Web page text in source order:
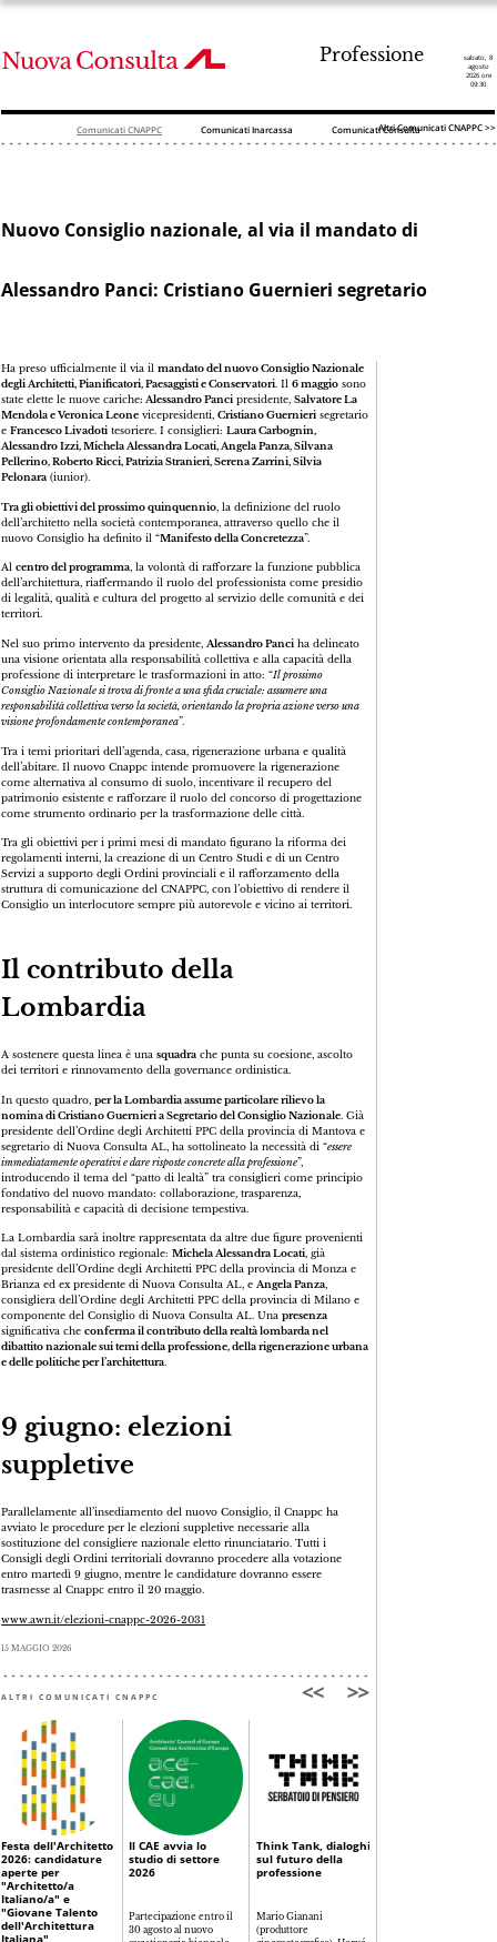
Professione
sabato, 8
agosto
2026 ore
09:30
Comunicati CNAPPC Comunicati Inarcassa Comunicati ConsultaAltri Comunicati CNAPPC >>
Nuovo Consiglio nazionale, al via il mandato di
Alessandro Panci: Cristiano Guernieri segretario
Ha preso ufficialmente il via ilmandato del nuovo Consiglio Nazionale
degli Architetti, Pianificatori, Paesaggisti e Conservatori. Il6 maggio sono
state elette le nuove cariche: Alessandro Panci presidente,Salvatore La
Mendola e Veronica Leone vicepresidenti,Cristiano Guernieri segretario
eFrancesco Livadoti tesoriere. I consiglieri:Laura Carbognin,
Alessandro Izzi, Michela Alessandra Locati, Angela Panza, Silvana
Pellerino, Roberto Ricci, Patrizia Stranieri, Serena Zarrini, Silvia
Pelonara (iunior).
Tra gli obiettivi del prossimo quinquennio , la definizione del ruolo
dell’architetto nella società contemporanea, attraverso quello che il
nuovo Consiglio ha definito il “Manifesto della Concretezza”.
Alcentro del programma, la volontà di rafforzare la funzione pubblica
dell’architettura, riaffermando il ruolo del professionista come presidio
di legalità, qualità e cultura del progetto al servizio delle comunità e dei
territori.
Nel suo primo intervento da presidente, Alessandro Panci ha delineato
una visione orientata alla responsabilità collettiva e alla capacità della
professione di interpretare le trasformazioni in atto: “Il prossimo
Consiglio Nazionale si trova di fronte a una sfida cruciale: assumere una
responsabilità collettiva verso la società, orientando la propria azione verso una
visione profondamente contemporanea”.
Tra i temi prioritari dell’agenda, casa, rigenerazione urbana e qualità
dell’abitare. Il nuovo Cnappc intende promuovere la rigenerazione
come alternativa al consumo di suolo, incentivare il recupero del
patrimonio esistente e rafforzare il ruolo del concorso di progettazione
come strumento ordinario per la trasformazione delle città.
Tra gli obiettivi per i primi mesi di mandato figurano la riforma dei
regolamenti interni, la creazione di un Centro Studi e di un Centro
Servizi a supporto degli Ordini provinciali e il rafforzamento della
struttura di comunicazione del CNAPPC, con l’obiettivo di rendere il
Consiglio un interlocutore sempre più autorevole e vicino ai territori.
Il contributo della
Lombardia
A sostenere questa linea è unasquadra che punta su coesione, ascolto
dei territori e rinnovamento della governance ordinistica.
In questo quadro,per la Lombardia assume particolare rilievo la
nomina di Cristiano Guernieri a Segretario del Consiglio Nazionale . Già
presidente dell’Ordine degli Architetti PPC della provincia di Mantova e
segretario di Nuova Consulta AL, ha sottolineato la necessità di “essere
immediatamente operativi e dare risposte concrete alla professione”,
introducendo il tema del “patto di lealtà” tra consiglieri come principio
fondativo del nuovo mandato: collaborazione, trasparenza,
responsabilità e capacità di decisione tempestiva.
La Lombardia sarà inoltre rappresentata da altre due figure provenienti
dal sistema ordinistico regionale:Michela Alessandra Locati, già
presidente dell’Ordine degli Architetti PPC della provincia di Monza e
Brianza ed ex presidente di Nuova Consulta AL, eAngela Panza,
consigliera dell’Ordine degli Architetti PPC della provincia di Milano e
componente del Consiglio di Nuova Consulta AL. Unapresenza
significativa checonferma il contributo della realtà lombarda nel
dibattito nazionale sui temi della professione, della rigenerazione urbana
e delle politiche per l’architettura.
9 giugno: elezioni
suppletive
Parallelamente all’insediamento del nuovo Consiglio, il Cnappc ha
avviato le procedure per le elezioni suppletive necessarie alla
sostituzione del consigliere nazionale eletto rinunciatario. Tutti i
Consigli degli Ordini territoriali dovranno procedere alla votazione
entro martedì 9 giugno, mentre le candidature dovranno essere
trasmesse al Cnappc entro il 20 maggio.
www.awn.it/elezioni-cnappc-2026-2031
15 MAGGIO 2026
ALTRI COMUNICATI CNAPPC
Festa dell'Architetto
2026: candidature
aperte per
"Architetto/a
Italiano/a" e
"Giovane Talento
dell'Architettura
Italiana"
Il CAE avvia lo
studio di settore
2026
Partecipazione entro il
30 agosto al nuovo
Think Tank, dialoghi
sul futuro della
professione
Mario Gianani
(produttore